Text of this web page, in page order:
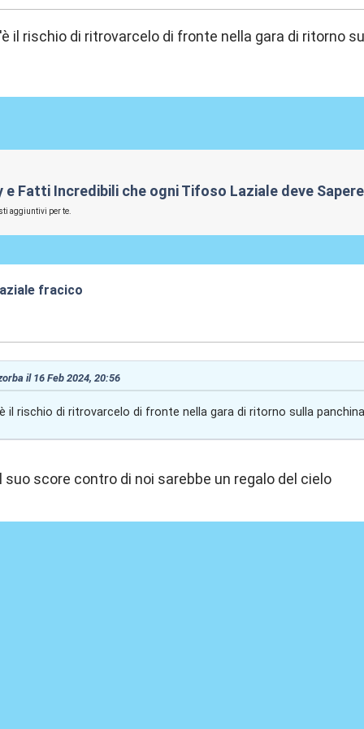
il rischio di ritrovarcelo di fronte nella gara di ritorno
Fatti Incredibili che ogni Tifoso Laziale deve
aggiuntivi per te.
fracico
il 16 Feb 2024, 20:56
il rischio di ritrovarcelo di fronte nella gara di ritorno sulla
suo score contro di noi sarebbe un regalo del cielo